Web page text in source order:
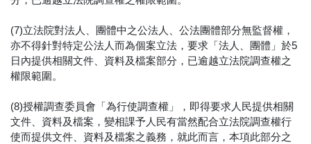
(7)立法院對法人、團體中之公法人、公法團體部分無監督權，
亦不得針對特定公法人而為個案立法，要求「法人、團體」於5
日內提供相關文件、資料及檔案部分，已逾越立法院調查權之
權限範圍。
(8)授權調查委員會「為行使調查權」，即得要求人民提供相關
文件、資料及檔案，變相課予人民有當然配合立法院調查權行
使而提供文件、資料及檔案之義務，就此而言，本項此部分之